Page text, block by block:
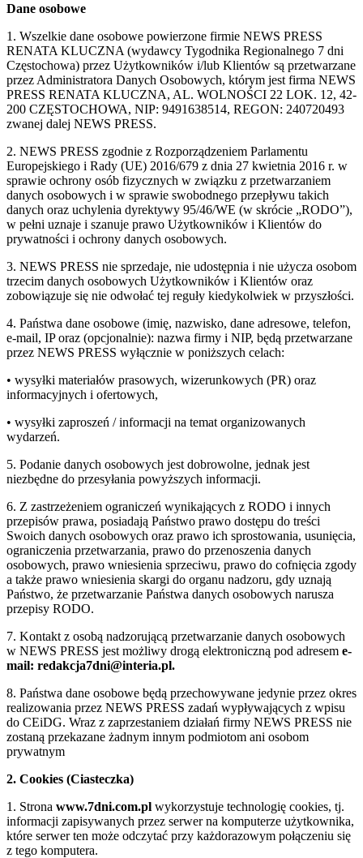
Dane osobowe
1. Wszelkie dane osobowe powierzone firmie NEWS PRESS
RENATA KLUCZNA (wydawcy Tygodnika Regionalnego 7 dni
Częstochowa) przez Użytkowników i/lub Klientów są przetwarzane
przez Administratora Danych Osobowych, którym jest firma NEWS
PRESS RENATA KLUCZNA, AL. WOLNOŚCI 22 LOK. 12, 42-
200 CZĘSTOCHOWA, NIP: 9491638514, REGON: 240720493
zwanej dalej NEWS PRESS.
2. NEWS PRESS zgodnie z Rozporządzeniem Parlamentu
Europejskiego i Rady (UE) 2016/679 z dnia 27 kwietnia 2016 r. w
sprawie ochrony osób fizycznych w związku z przetwarzaniem
danych osobowych i w sprawie swobodnego przepływu takich
danych oraz uchylenia dyrektywy 95/46/WE (w skrócie „RODO”),
w pełni uznaje i szanuje prawo Użytkowników i Klientów do
prywatności i ochrony danych osobowych.
3. NEWS PRESS nie sprzedaje, nie udostępnia i nie użycza osobom
trzecim danych osobowych Użytkowników i Klientów oraz
zobowiązuje się nie odwołać tej reguły kiedykolwiek w przyszłości.
4. Państwa dane osobowe (imię, nazwisko, dane adresowe, telefon,
e-mail, IP oraz (opcjonalnie): nazwa firmy i NIP, będą przetwarzane
przez NEWS PRESS wyłącznie w poniższych celach:
• wysyłki materiałów prasowych, wizerunkowych (PR) oraz
informacyjnych i ofertowych,
• wysyłki zaproszeń / informacji na temat organizowanych
wydarzeń.
5. Podanie danych osobowych jest dobrowolne, jednak jest
niezbędne do przesyłania powyższych informacji.
6. Z zastrzeżeniem ograniczeń wynikających z RODO i innych
przepisów prawa, posiadają Państwo prawo dostępu do treści
Swoich danych osobowych oraz prawo ich sprostowania, usunięcia,
ograniczenia przetwarzania, prawo do przenoszenia danych
osobowych, prawo wniesienia sprzeciwu, prawo do cofnięcia zgody
a także prawo wniesienia skargi do organu nadzoru, gdy uznają
Państwo, że przetwarzanie Państwa danych osobowych narusza
przepisy RODO.
7. Kontakt z osobą nadzorującą przetwarzanie danych osobowych
w NEWS PRESS jest możliwy drogą elektroniczną pod adresem e-
mail: redakcja7dni@interia.pl.
8. Państwa dane osobowe będą przechowywane jedynie przez okres
realizowania przez NEWS PRESS zadań wypływających z wpisu
do CEiDG. Wraz z zaprzestaniem działań firmy NEWS PRESS nie
zostaną przekazane żadnym innym podmiotom ani osobom
prywatnym
2. Cookies (Ciasteczka)
1. Strona www.7dni.com.pl wykorzystuje technologię cookies, tj.
informacji zapisywanych przez serwer na komputerze użytkownika,
które serwer ten może odczytać przy każdorazowym połączeniu się
z tego komputera.